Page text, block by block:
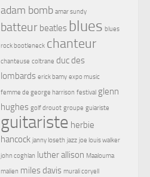
adam bomb amar sundy
batteur beatles blues blues
rock bootleneck chanteur
chanteuse coltrane duc des
lombards erick bamy expo music
femme de george harrison festival glenn
hughes golf drouot groupe guiariste
guitariste herbie
hancock janny loseth jazz joe louis walker
john coghlan luther allison Maalouma
malien miles davis murali coryell